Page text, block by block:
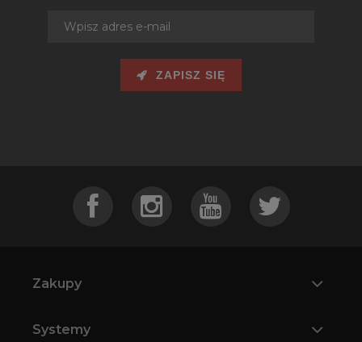
do koszyka
ZAPISZ SIĘ
Zakupy
Systemy